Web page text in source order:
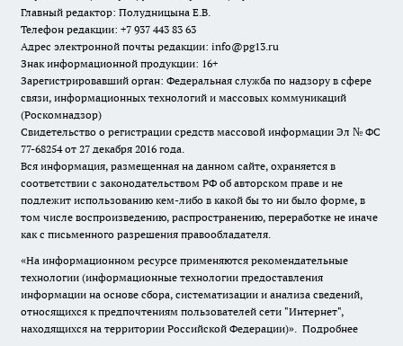
Главный редактор: Полудницына Е.В.
Телефон редакции: +7 937 443 83 63
Адрес электронной почты редакции: info@pg13.ru
Знак информационной продукции: 16+
Зарегистрировавший орган: Федеральная служба по надзору в сфере
связи, информационных технологий и массовых коммуникаций
(Роскомнадзор)
Свидетельство о регистрации средств массовой информации Эл № ФС
77-68254 от 27 декабря 2016 года.
Вся информация, размещенная на данном сайте, охраняется в
соответствии с законодательством РФ об авторском праве и не
подлежит использованию кем-либо в какой бы то ни было форме, в
том числе воспроизведению, распространению, переработке не иначе
как с письменного разрешения правообладателя.
«На информационном ресурсе применяются рекомендательные
технологии (информационные технологии предоставления
информации на основе сбора, систематизации и анализа сведений,
относящихся к предпочтениям пользователей сети "Интернет",
находящихся на территории Российской Федерации)». Подробнее